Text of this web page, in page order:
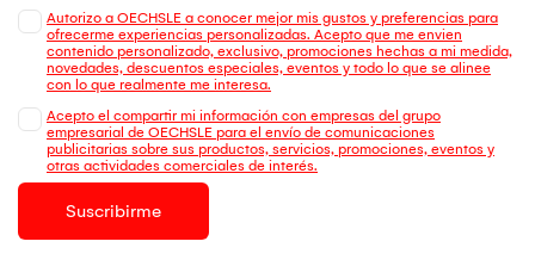
Autorizo a OECHSLE a conocer mejor mis gustos y preferencias para
ofrecerme experiencias personalizadas. Acepto que me envien
contenido personalizado, exclusivo, promociones hechas a mi medida,
novedades, descuentos especiales, eventos y todo lo que se alinee
con lo que realmente me interesa.
Acepto el compartir mi información con empresas del grupo
empresarial de OECHSLE para el envío de comunicaciones
publicitarias sobre sus productos, servicios, promociones, eventos y
otras actividades comerciales de interés.
Suscribirme